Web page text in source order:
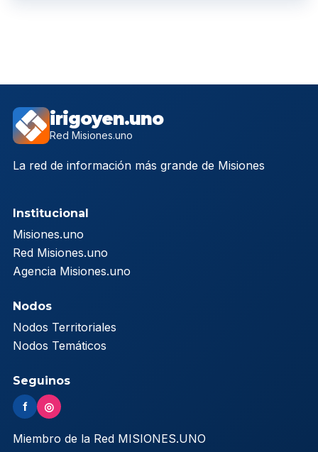
irigoyen.uno
Red Misiones.uno
La red de información más grande de Misiones
Institucional
Misiones.uno
Red Misiones.uno
Agencia Misiones.uno
Nodos
Nodos Territoriales
Nodos Temáticos
Seguinos
f ◎
Miembro de la Red MISIONES.UNO